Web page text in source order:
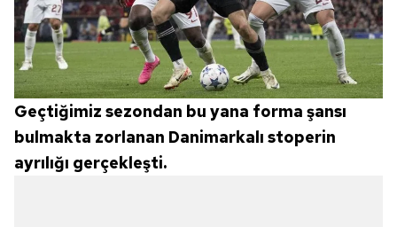
Geçtiğimiz sezondan bu yana forma şansı
bulmakta zorlanan Danimarkalı stoperin
ayrılığı gerçekleşti.